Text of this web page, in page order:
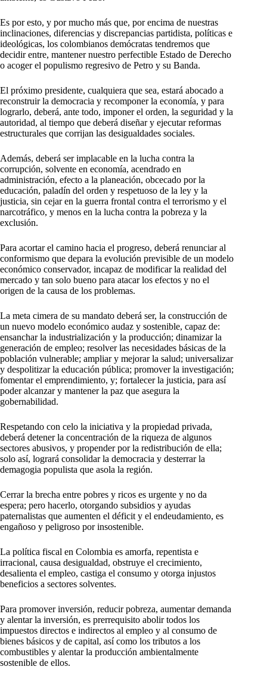
Es por esto, y por mucho más que, por encima de nuestras
inclinaciones, diferencias y discrepancias partidista, políticas e
ideológicas, los colombianos demócratas tendremos que
decidir entre, mantener nuestro perfectible Estado de Derecho
o acoger el populismo regresivo de Petro y su Banda.
El próximo presidente, cualquiera que sea, estará abocado a
reconstruir la democracia y recomponer la economía, y para
lograrlo, deberá, ante todo, imponer el orden, la seguridad y la
autoridad, al tiempo que deberá diseñar y ejecutar reformas
estructurales que corrijan las desigualdades sociales.
Además, deberá ser implacable en la lucha contra la
corrupción, solvente en economía, acendrado en
administración, efecto a la planeación, obcecado por la
educación, paladín del orden y respetuoso de la ley y la
justicia, sin cejar en la guerra frontal contra el terrorismo y el
narcotráfico, y menos en la lucha contra la pobreza y la
exclusión.
Para acortar el camino hacia el progreso, deberá renunciar al
conformismo que depara la evolución previsible de un modelo
económico conservador, incapaz de modificar la realidad del
mercado y tan solo bueno para atacar los efectos y no el
origen de la causa de los problemas.
La meta cimera de su mandato deberá ser, la construcción de
un nuevo modelo económico audaz y sostenible, capaz de:
ensanchar la industrialización y la producción; dinamizar la
generación de empleo; resolver las necesidades básicas de la
población vulnerable; ampliar y mejorar la salud; universalizar
y despolitizar la educación pública; promover la investigación;
fomentar el emprendimiento, y; fortalecer la justicia, para así
poder alcanzar y mantener la paz que asegura la
gobernabilidad.
Respetando con celo la iniciativa y la propiedad privada,
deberá detener la concentración de la riqueza de algunos
sectores abusivos, y propender por la redistribución de ella;
solo así, logrará consolidar la democracia y desterrar la
demagogia populista que asola la región.
Cerrar la brecha entre pobres y ricos es urgente y no da
espera; pero hacerlo, otorgando subsidios y ayudas
paternalistas que aumenten el déficit y el endeudamiento, es
engañoso y peligroso por insostenible.
La política fiscal en Colombia es amorfa, repentista e
irracional, causa desigualdad, obstruye el crecimiento,
desalienta el empleo, castiga el consumo y otorga injustos
beneficios a sectores solventes.
Para promover inversión, reducir pobreza, aumentar demanda
y alentar la inversión, es prerrequisito abolir todos los
impuestos directos e indirectos al empleo y al consumo de
bienes básicos y de capital, así como los tributos a los
combustibles y alentar la producción ambientalmente
sostenible de ellos.